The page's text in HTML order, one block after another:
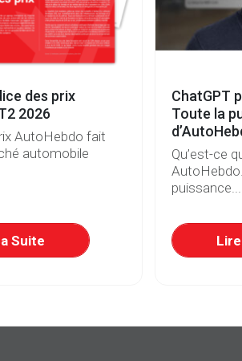
des prix
2026
AutoHebdo fait
automobile
Suite
ChatGPT
Toute la
Qu’est-ce
puissance...